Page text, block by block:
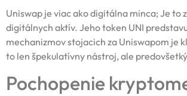
Uniswap je viac ako digitálna minca; Je to
digitálnych aktív. Jeho token UNI
mechanizmov stojacich za Uniswapom je
to len špekulatívny nástroj, ale
Pochopenie